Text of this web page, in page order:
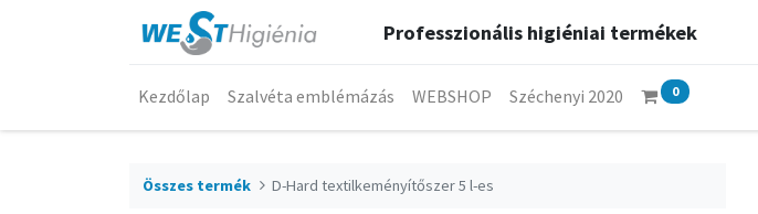
Professzionális higiéniai termékek
Kezdőlap Szalvéta emblémázás WEBSHOP Széchenyi 2020 0
Összes termék D-Hard textilkeményítőszer 5 l-es